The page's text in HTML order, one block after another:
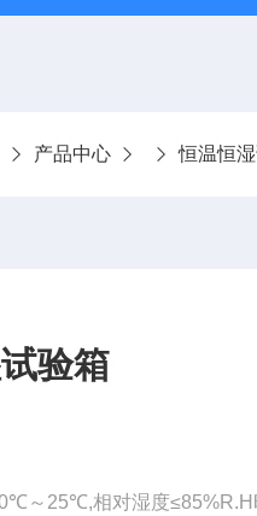
产品中心 恒温恒
验箱
～25℃,相对湿度≤85%R.H